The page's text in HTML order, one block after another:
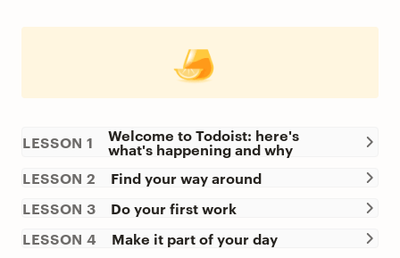
LESSON 1 Welcome to Todoist: here's
what's happening and why
LESSON 2
Find your way around
LESSON 3
Do your first work
LESSON 4
Make it part of your day